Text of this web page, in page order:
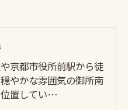
京都市役所前駅から徒
やかな雰囲気の御所南
置してい…